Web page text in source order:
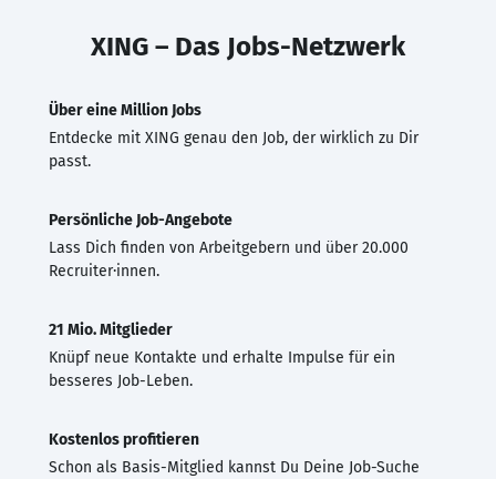
XING – Das Jobs-Netzwerk
Über eine Million Jobs
Entdecke mit XING genau den Job, der wirklich zu Dir
passt.
Persönliche Job-Angebote
Lass Dich finden von Arbeitgebern und über 20.000
Recruiter·innen.
21 Mio. Mitglieder
Knüpf neue Kontakte und erhalte Impulse für ein
besseres Job-Leben.
Kostenlos profitieren
Schon als Basis-Mitglied kannst Du Deine Job-Suche